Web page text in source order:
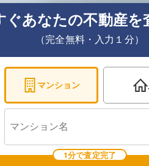
ぐあなたの不動産を
（完全無料・入力１分）
マンション
1分で査定完了